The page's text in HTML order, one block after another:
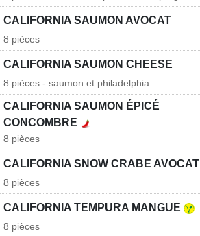
CALIFORNIA SAUMON AVOCAT
8 pièces
CALIFORNIA SAUMON CHEESE
8 pièces - saumon et philadelphia
CALIFORNIA SAUMON ÉPICÉ
CONCOMBRE
8 pièces
CALIFORNIA SNOW CRABE AVOCAT
8 pièces
CALIFORNIA TEMPURA MANGUE
8 pièces